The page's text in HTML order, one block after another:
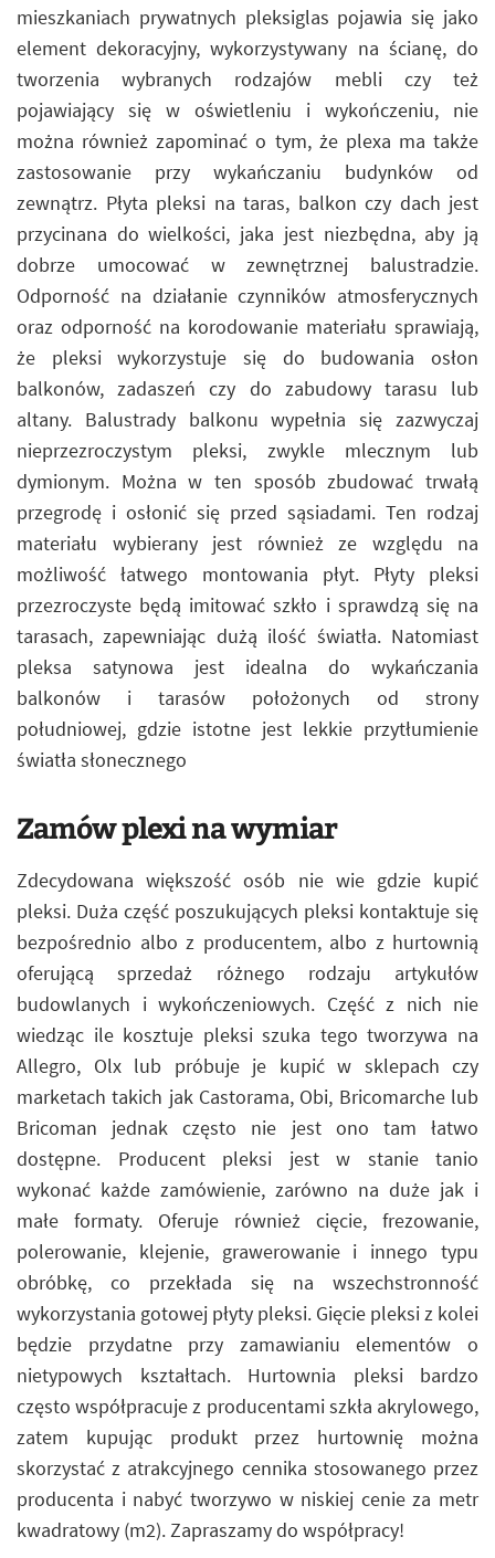
mieszkaniach prywatnych pleksiglas pojawia się jako
element dekoracyjny, wykorzystywany na ścianę, do
tworzenia wybranych rodzajów mebli czy też
pojawiający się w oświetleniu i wykończeniu, nie
można również zapominać o tym, że plexa ma także
zastosowanie przy wykańczaniu budynków od
zewnątrz. Płyta pleksi na taras, balkon czy dach jest
przycinana do wielkości, jaka jest niezbędna, aby ją
dobrze umocować w zewnętrznej balustradzie.
Odporność na działanie czynników atmosferycznych
oraz odporność na korodowanie materiału sprawiają,
że pleksi wykorzystuje się do budowania osłon
balkonów, zadaszeń czy do zabudowy tarasu lub
altany. Balustrady balkonu wypełnia się zazwyczaj
nieprzezroczystym pleksi, zwykle mlecznym lub
dymionym. Można w ten sposób zbudować trwałą
przegrodę i osłonić się przed sąsiadami. Ten rodzaj
materiału wybierany jest również ze względu na
możliwość łatwego montowania płyt. Płyty pleksi
przezroczyste będą imitować szkło i sprawdzą się na
tarasach, zapewniając dużą ilość światła. Natomiast
pleksa satynowa jest idealna do wykańczania
balkonów i tarasów położonych od strony
południowej, gdzie istotne jest lekkie przytłumienie
światła słonecznego
Zamów plexi na wymiar
Zdecydowana większość osób nie wie gdzie kupić
pleksi. Duża część poszukujących pleksi kontaktuje się
bezpośrednio albo z producentem, albo z hurtownią
oferującą sprzedaż różnego rodzaju artykułów
budowlanych i wykończeniowych. Część z nich nie
wiedząc ile kosztuje pleksi szuka tego tworzywa na
Allegro, Olx lub próbuje je kupić w sklepach czy
marketach takich jak Castorama, Obi, Bricomarche lub
Bricoman jednak często nie jest ono tam łatwo
dostępne. Producent pleksi jest w stanie tanio
wykonać każde zamówienie, zarówno na duże jak i
małe formaty. Oferuje również cięcie, frezowanie,
polerowanie, klejenie, grawerowanie i innego typu
obróbkę, co przekłada się na wszechstronność
wykorzystania gotowej płyty pleksi. Gięcie pleksi z kolei
będzie przydatne przy zamawianiu elementów o
nietypowych kształtach. Hurtownia pleksi bardzo
często współpracuje z producentami szkła akrylowego,
zatem kupując produkt przez hurtownię można
skorzystać z atrakcyjnego cennika stosowanego przez
producenta i nabyć tworzywo w niskiej cenie za metr
kwadratowy (m2). Zapraszamy do współpracy!